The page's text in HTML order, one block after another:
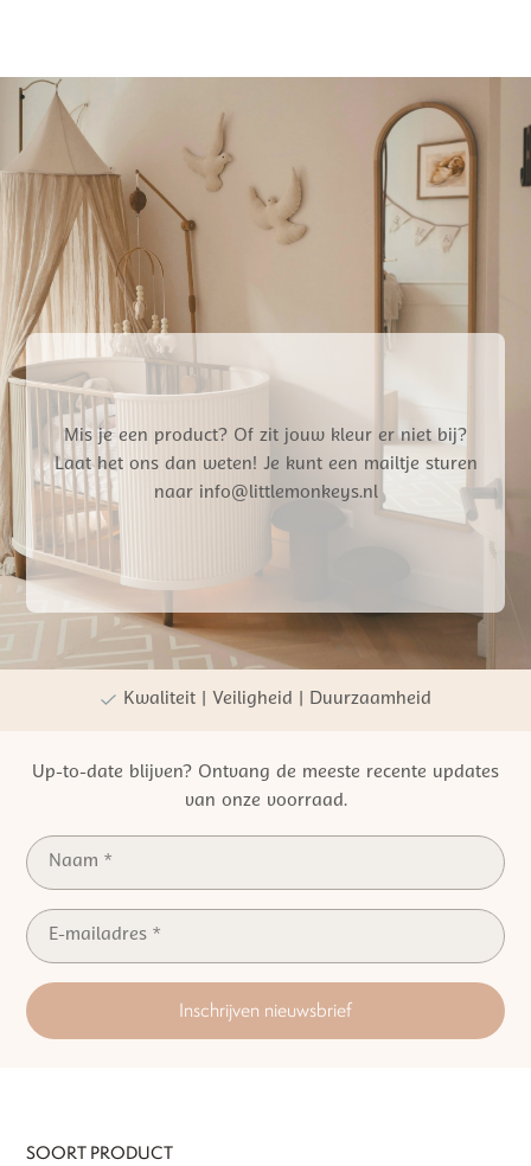
Mis je een product? Of zit jouw kleur er niet bij?
Laat het ons dan weten! Je kunt een mailtje sturen
naar info@littlemonkeys.nl
Gratis verzending vanaf €50,- NL
Persoonlijke winkelervaring
Kwaliteit | Veiligheid | Duurzaamheid
Up-to-date blijven? Ontvang de meeste recente updates
van onze voorraad.
Inschrijven nieuwsbrief
SOORT PRODUCT